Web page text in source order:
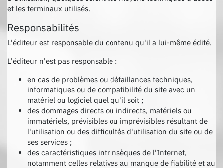
et les terminaux utilisés.
Responsabilités
L'éditeur est responsable du contenu qu'il a lui-même édité.
L'éditeur n'est pas responsable :
en cas de problèmes ou défaillances techniques,
informatiques ou de compatibilité du site avec un
matériel ou logiciel quel qu'il soit ;
des dommages directs ou indirects, matériels ou
immatériels, prévisibles ou imprévisibles résultant de
l'utilisation ou des difficultés d'utilisation du site ou de
ses services ;
des caractéristiques intrinsèques de l'Internet,
notamment celles relatives au manque de fiabilité et au